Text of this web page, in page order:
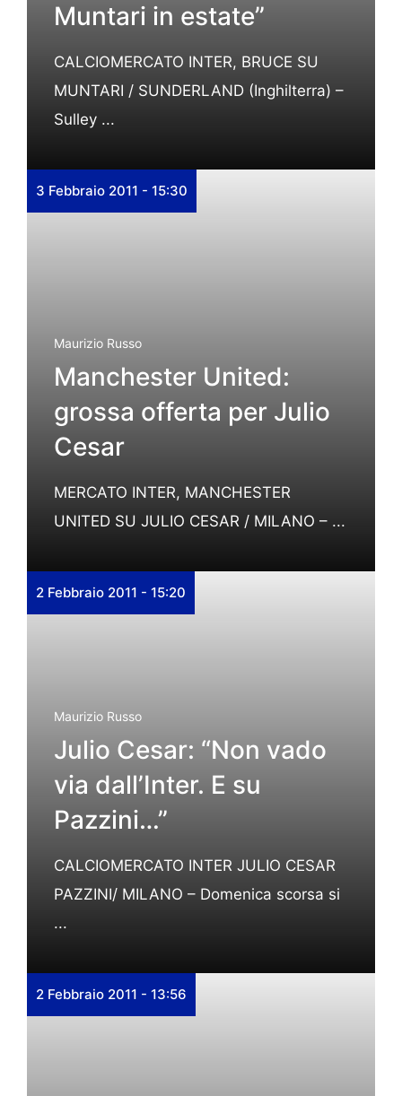
Muntari in estate”
CALCIOMERCATO INTER, BRUCE SU
MUNTARI / SUNDERLAND (Inghilterra) –
Sulley ...
3 Febbraio 2011 - 15:30
Maurizio Russo
Manchester United:
grossa offerta per Julio
Cesar
MERCATO INTER, MANCHESTER
UNITED SU JULIO CESAR / MILANO – ...
2 Febbraio 2011 - 15:20
Maurizio Russo
Julio Cesar: “Non vado
via dall’Inter. E su
Pazzini…”
CALCIOMERCATO INTER JULIO CESAR
PAZZINI/ MILANO – Domenica scorsa si
...
2 Febbraio 2011 - 13:56